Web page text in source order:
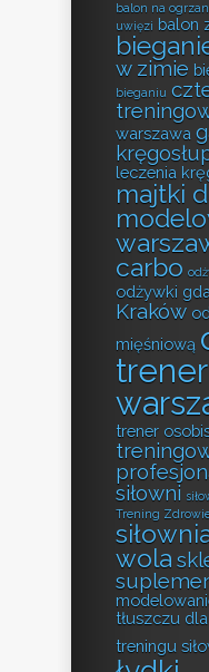
balon na
uwięzi balon
w zimie
bieganiu
warszawa
leczenia
majtki
carbo
odżywki
Kraków
mięśniową
trener
siłowni
Trening
wola
tłuszczu
treningu